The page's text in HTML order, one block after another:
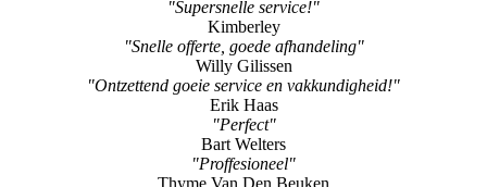
"Supersnelle service!"
Kimberley
"Snelle offerte, goede afhandeling"
Willy Gilissen
"Ontzettend goeie service en vakkundigheid!"
Erik Haas
"Perfect"
Bart Welters
"Proffesioneel"